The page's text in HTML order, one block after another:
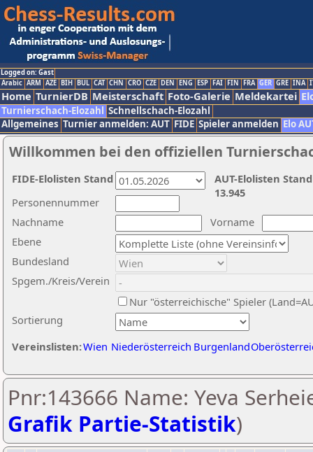
Logged on: Gast
Arabic ARM AZE BIH BUL CAT CHN CRO CZE DEN ENG ESP FAI FIN FRA GER GRE INA
Home TurnierDB Meisterschaft Foto-Galerie Meldekartei
Turnierschach-Elozahl Schnellschach-Elozahl
Allgemeines Turnier anmelden: AUT FIDE Spieler anmelden Elo
Willkommen bei den offiziellen
Nachname
Vorname
Ebene
Sortierung
Personennummer
Bundesland
Spgem./Kreis/Verein
Nur "österreichische" Spieler
Vereinslisten:Wien Niederösterreich Burgenland
AUT-Elolisten
13.945
FIDE-Elolisten Stand
Pnr:143666 Name: Yeva
Grafik Partie-Statistik)